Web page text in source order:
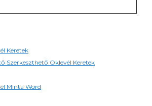
Keretek
Szerkeszthető Oklevél Keretek
Minta Word